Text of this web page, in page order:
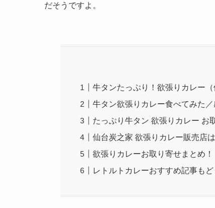
だそうですよ。
牛タンたっぷり！欲張りカレー（
牛タン欲張りカレー食べてみた／
たっぷり牛タン 欲張りカレー お
仙台炭之家 欲張りカレー販売店
欲張りカレーお取り寄せまとめ！
レトルトカレーおすすめ記事もど